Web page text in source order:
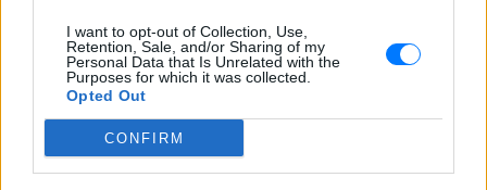
I want to opt-out of Collection, Use,
Retention, Sale, and/or Sharing of my
Personal Data that Is Unrelated with the
Purposes for which it was collected.
Opted Out
CONFIRM
Από τον εστιάτορα Τζέρεμι Κινγκ ως την
αλυσίδα Wetherspoons και τον όμιλο ATG
Theatres, ολοένα περισσότεροι χώροι